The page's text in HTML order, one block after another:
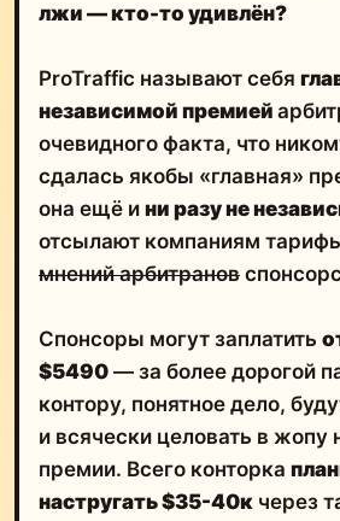
лжи — кто-то удивлён?
ProTraffic называют себя
независимой премией
очевидного факта, что
сдалась якобы «главная»
она ещё и ни разу не
отсылают компаниям
мнений арбитранов
Спонсоры могут заплатить
$5490 — за более дорогой
контору, понятное дело,
и всячески целовать в жопу
премии. Всего конторка
настругать $35-40к через